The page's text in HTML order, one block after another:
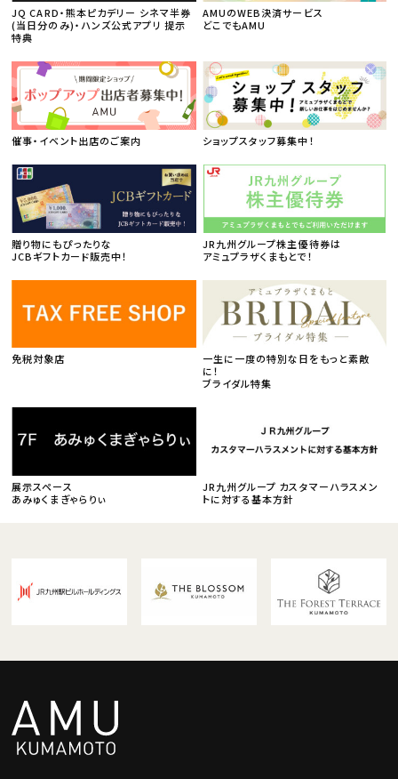
JQ CARD・熊本ピカデリー シネマ半券
(当日分のみ)・ハンズ公式アプリ 提示
特典
AMUのWEB決済サービス
どこでもAMU
催事・イベント出店のご案内 ショップスタッフ募集中！
贈り物にもぴったりな
JCBギフトカード販売中！
JR九州グループ株主優待券は
アミュプラザくまもとで！
免税対象店
一生に一度の特別な日をもっと素敵
に！
ブライダル特集
展示スペース
あみゅくまぎゃらりぃ
JR九州グループ カスタマーハラスメン
トに対する基本方針